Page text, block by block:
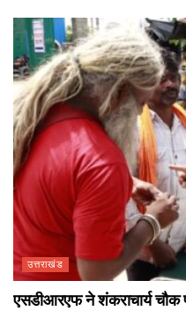
उत्तराखंड
एसडीआरएफ ने शंकराचार्य चौक